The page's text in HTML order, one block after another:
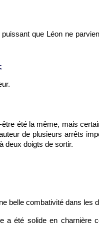
que Léon ne
été la même, mais
de plusieurs arrêts
deux doigts de sortir.
belle combativité dans les
a été solide en charnière